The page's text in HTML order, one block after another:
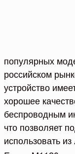
популярных
российском
устройство
хорошее
беспроводным
что позволяет
использовать